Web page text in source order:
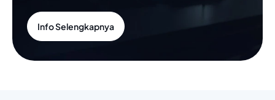
Info Selengkapnya